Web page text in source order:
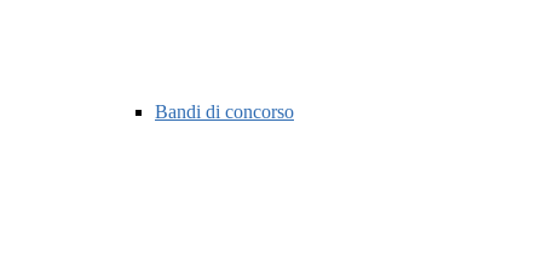
Bandi di concorso